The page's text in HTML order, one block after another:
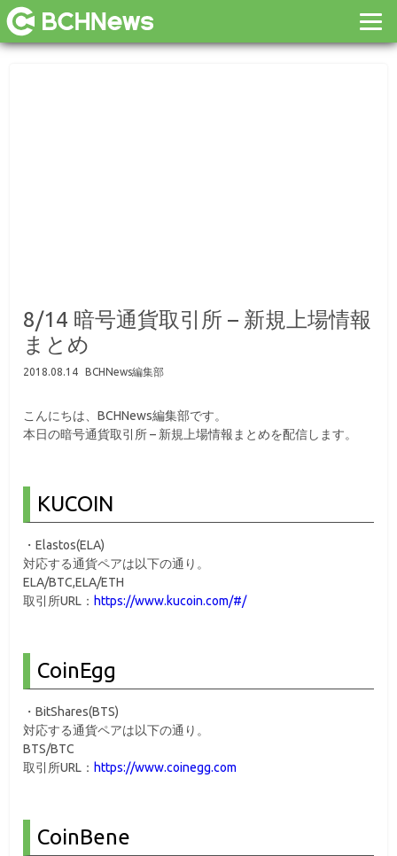
8/14 暗号通貨取引所 – 新規上場情報
まとめ
2018.08.14 BCHNews編集部
こんにちは、BCHNews編集部です。
本日の暗号通貨取引所 – 新規上場情報まとめを配信します。
KUCOIN
・Elastos(ELA)
対応する通貨ペアは以下の通り。
ELA/BTC,ELA/ETH
取引所URL： https://www.kucoin.com/#/
CoinEgg
・BitShares(BTS)
対応する通貨ペアは以下の通り。
BTS/BTC
取引所URL： https://www.coinegg.com
CoinBene